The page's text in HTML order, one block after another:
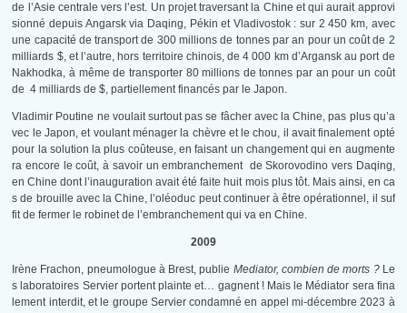
de l’Asie centrale vers l’est. Un projet traversant la Chine et qui aurait approvi
sionné depuis Angarsk via Daqing, Pékin et Vladivostok : sur 2 450 km, avec
une capacité de transport de 300 millions de tonnes par an pour un coût de 2
milliards $, et l’autre, hors territoire chinois, de 4 000 km d’Argansk au port de
Nakhodka, à même de transporter 80 millions de tonnes par an pour un coût
de 4 milliards de $, partiellement financés par le Japon.
Vladimir Poutine ne voulait surtout pas se fâcher avec la Chine, pas plus qu’a
vec le Japon, et voulant ménager la chèvre et le chou, il avait finalement opté
pour la solution la plus coûteuse, en faisant un changement qui en augmente
ra encore le coût, à savoir un embranchement de Skorovodino vers Daqing,
en Chine dont l’inauguration avait été faite huit mois plus tôt. Mais ainsi, en ca
s de brouille avec la Chine, l’oléoduc peut continuer à être opérationnel, il suf
fit de fermer le robinet de l’embranchement qui va en Chine.
2009
Irène Frachon, pneumologue à Brest, publie Mediator, combien de morts ?Le
s laboratoires Servier portent plainte et… gagnent ! Mais le Médiator sera fina
lement interdit, et le groupe Servier condamné en appel mi-décembre 2023 à